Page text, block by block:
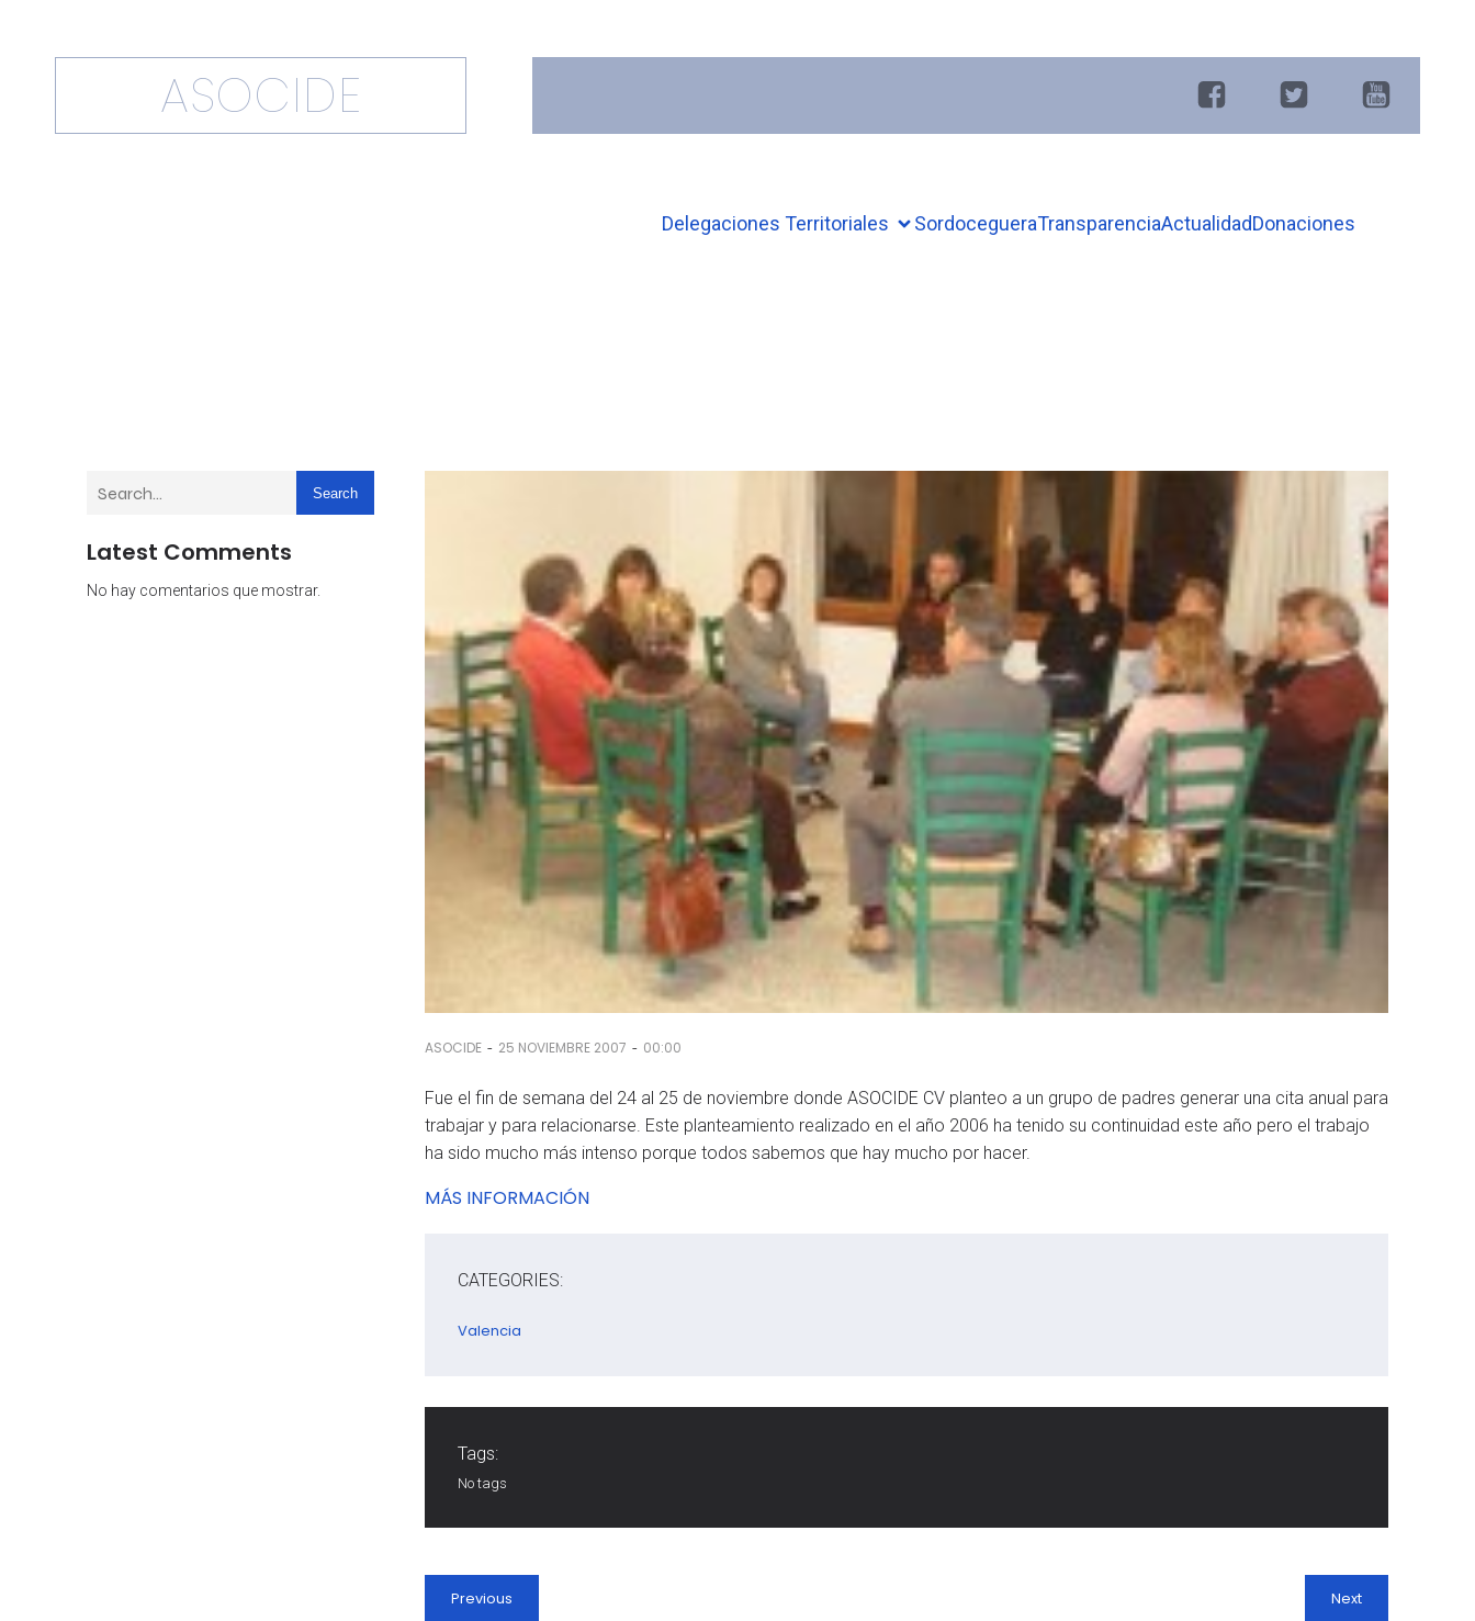
ASOCIDE
Delegaciones Territoriales SordocegueraTransparenciaActualidadDonaciones
Search
Latest Comments
No hay comentarios que mostrar.
ASOCIDE - 25 NOVIEMBRE 2007 - 00:00
Fue el fin de semana del 24 al 25 de noviembre donde ASOCIDE CV planteo a un grupo de padres generar una cita anual para
trabajar y para relacionarse. Este planteamiento realizado en el año 2006 ha tenido su continuidad este año pero el trabajo
ha sido mucho más intenso porque todos sabemos que hay mucho por hacer.
MÁS INFORMACIÓN
CATEGORIES:
Valencia
Tags:
No tags
Previous Next